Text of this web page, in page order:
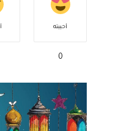
أحببته
0